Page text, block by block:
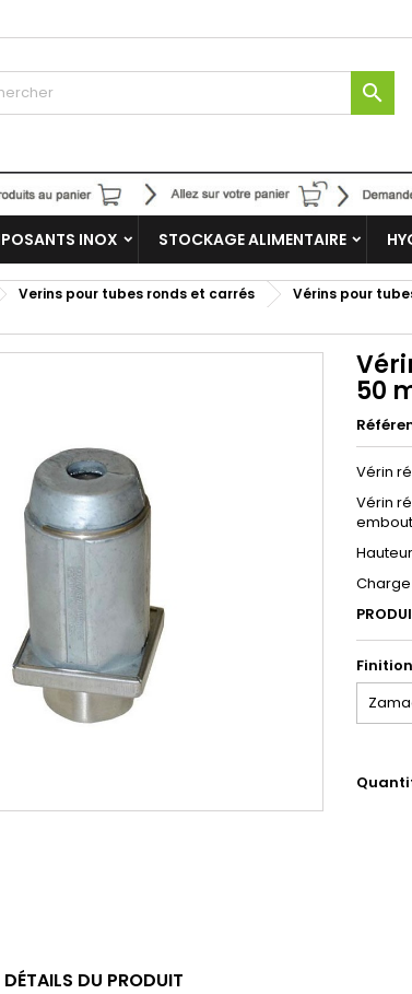

INOX STOCKAGE ALIMENTAIRE
Verins pour tubes ronds et carrés
Vérins pour
50
Vérin
Vérin
Charge
Finition
DÉTAILS DU PRODUIT